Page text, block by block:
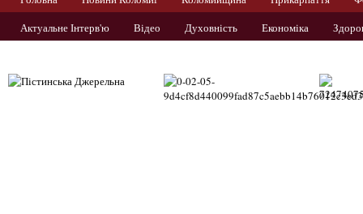
Актуальне Інтерв'ю
Відео Духовність Економіка